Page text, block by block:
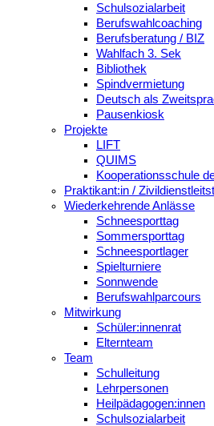
Schulsozialarbeit
Berufswahlcoaching
Berufsberatung / BIZ
Wahlfach 3. Sek
Bibliothek
Spindvermietung
Deutsch als
Pausenkiosk
Projekte
LIFT
QUIMS
Kooperationsschule
Praktikant:in /
Wiederkehrende Anlässe
Schneesporttag
Sommersporttag
Schneesportlager
Spielturniere
Sonnwende
Berufswahlparcours
Mitwirkung
Schüler:innenrat
Elternteam
Team
Schulleitung
Lehrpersonen
Heilpädagogen:innen
Schulsozialarbeit